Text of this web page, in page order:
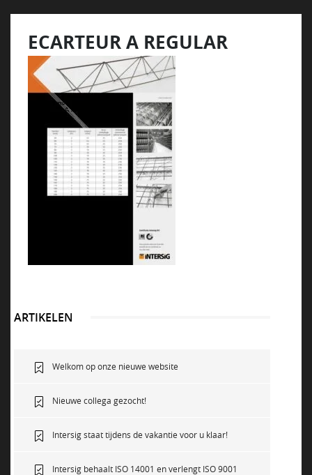
CERTIFICATEN
NEWS
VACATURES
ARTIKELEN
Welkom op onze nieuwe website
Nieuwe collega gezocht!
Intersig staat tijdens de vakantie voor u klaar!
Intersig behaalt ISO 14001 en verlengt ISO 9001
ECARTEUR A REGULAR